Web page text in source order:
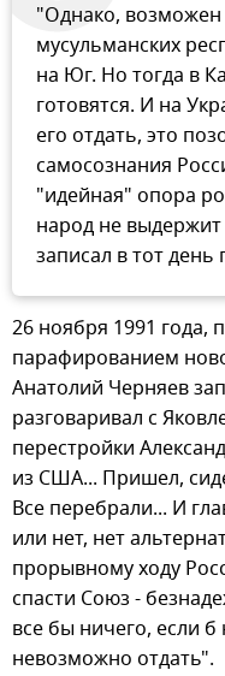
"Однако, возможен
мусульманских
на Юг. Но тогда в
готовятся. И на
его отдать, это
самосознания
"идейная" опора
народ не
записал в тот
26 ноября 1991 года,
парафированием
Анатолий Черняев
разговаривал с
перестройки
из США... Пришел,
Все перебрали... И
или нет, нет
прорывному ходу
спасти Союз -
все бы ничего, если
невозможно отдать".